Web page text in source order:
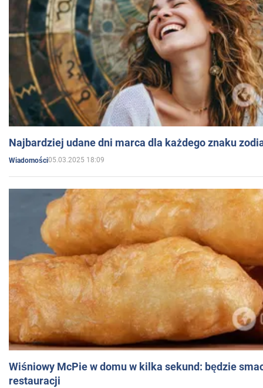
Najbardziej udane dni marca dla każdego znaku
Wiadomości05.03.2025 18:09
Wiśniowy McPie w domu w kilka sekund: będzie
restauracji